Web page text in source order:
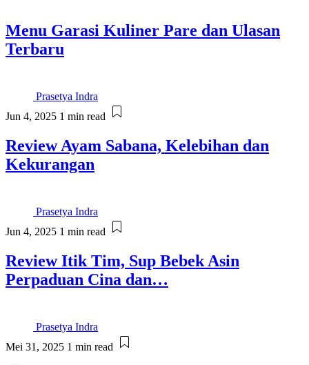
Menu Garasi Kuliner Pare dan Ulasan
Terbaru
Prasetya Indra
Jun 4, 2025 1 min read
Review Ayam Sabana, Kelebihan dan
Kekurangan
Prasetya Indra
Jun 4, 2025 1 min read
Review Itik Tim, Sup Bebek Asin
Perpaduan Cina dan…
Prasetya Indra
Mei 31, 2025 1 min read